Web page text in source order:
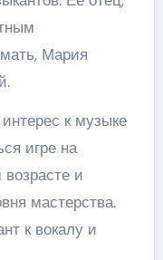
Мария
к музыке
игре на
и
мастерства.
к вокалу и